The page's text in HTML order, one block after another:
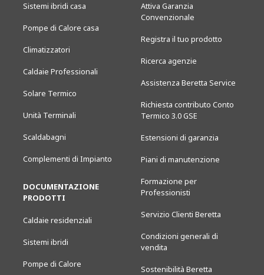
Sistemi ibridi casa
Pompe di Calore casa
Climatizzatori
Caldaie Professionali
Solare Termico
Unità Terminali
Scaldabagni
Complementi di Impianto
DOCUMENTAZIONE
PRODOTTI
Caldaie residenziali
Sistemi ibridi
Pompe di Calore
Attiva Garanzia
Convenzionale
Registra il tuo prodotto
Ricerca agenzie
Assistenza Beretta Service
Richiesta contributo Conto
Termico 3.0 GSE
Estensioni di garanzia
Piani di manutenzione
Formazione per
Professionisti
Servizio Clienti Beretta
Condizioni generali di
vendita
Sostenibilità Beretta